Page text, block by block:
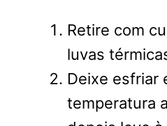
Retire com
luvas
Deixe esfriar
temperatura